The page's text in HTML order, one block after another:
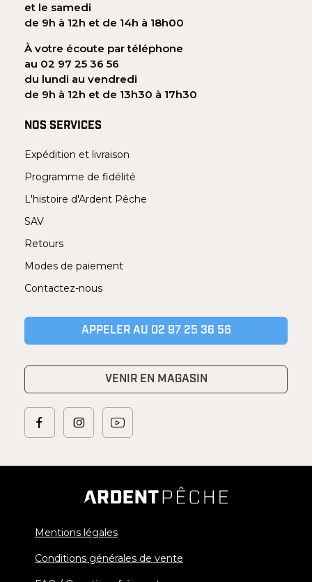
et le samedi
de 9h à 12h et de 14h à 18h00
À votre écoute par téléphone
au 02 97 25 36 56
du lundi au vendredi
de 9h à 12h et de 13h30 à 17h30
NOS SERVICES
Expédition et livraison
Programme de fidélité
L'histoire d'Ardent Pêche
SAV
Retours
Modes de paiement
Contactez-nous
APPELER AU 02 97 25 36 56
VENIR EN MAGASIN
Mentions légales
Conditions générales de vente